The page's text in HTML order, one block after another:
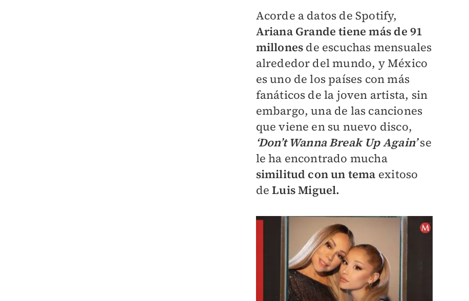
Acorde a datos de Spotify,
Ariana Grande tiene más de 91
millones de escuchas mensuales
alrededor del mundo, y México
es uno de los países con más
fanáticos de la joven artista, sin
embargo, una de las canciones
que viene en su nuevo disco,
‘Don’t Wanna Break Up Again’se
le ha encontrado mucha
similitud con un tema exitoso
deLuis Miguel.